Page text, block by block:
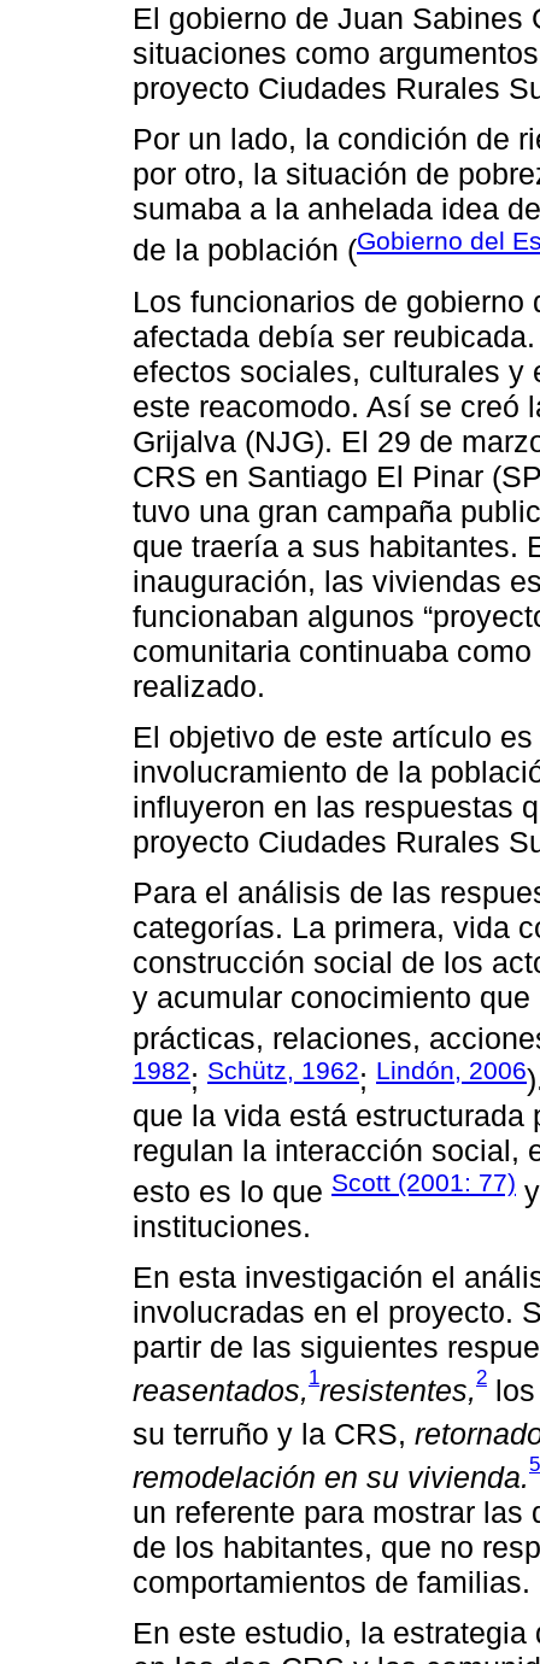
El gobierno de Juan Sabines
situaciones como
proyecto Ciudades Rurales
Por un lado, la condición de
por otro, la situación de
sumaba a la anhelada idea
de la población (Gobierno del
Los funcionarios de
afectada debía ser
efectos sociales, culturales y
este reacomodo. Así se creó
Grijalva (NJG). El 29 de
CRS en Santiago El Pinar
tuvo una gran campaña
que traería a sus habitantes.
inauguración, las viviendas
funcionaban algunos
comunitaria continuaba
realizado.
El objetivo de este artículo
involucramiento de la
influyeron en las respuestas
proyecto Ciudades Rurales
Para el análisis de las
categorías. La primera, vida
construcción social de los
y acumular conocimiento
prácticas, relaciones,
1982; Schütz, 1962; Lindón, 2006
que la vida está estructurada
regulan la interacción social,
esto es lo que Scott (2001: 77)
instituciones.
En esta investigación el
involucradas en el proyecto.
partir de las siguientes
reasentados, 1resistentes,2
su terruño y la CRS,
remodelación en su vivienda. 5
un referente para mostrar
de los habitantes, que no
comportamientos de familias.
En este estudio, la